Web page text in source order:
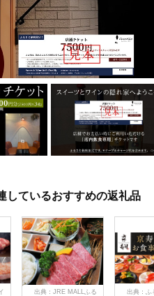
しているおすすめの返礼品
出典：JRE MALLふる
出典：ふ